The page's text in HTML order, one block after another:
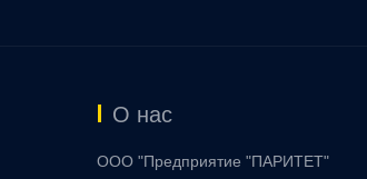
О нас
ООО "Предприятие "ПАРИТЕТ"